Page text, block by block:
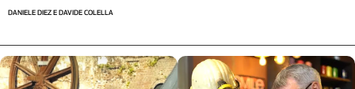
DANIELE DIEZ E DAVIDE COLELLA